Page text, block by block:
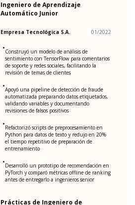
Ingeniero de Aprendizaje
Automático Junior
Empresa Tecnológica S.A. 01/2022
•Construyó un modelo de análisis de
sentimiento con TensorFlow para comentarios
de soporte y redes sociales, facilitando la
revisión de temas de clientes
•Apoyó una pipeline de detección de fraude
automatizada preparando datos etiquetados,
validando variables y documentando
revisiones de falsos positivos
•Refactorizó scripts de preprocesamiento en
Python para datos de texto y redujo en 20%
el tiempo repetitivo de preparación de
entrenamiento
•Desarrolló un prototipo de recomendación en
PyTorch y comparó métricas offline de ranking
antes de entregarlo a ingenieros senior
Prácticas de Ingeniero de